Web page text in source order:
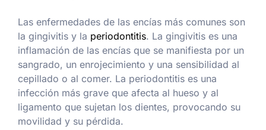
Las enfermedades de las encías más comunes son
la gingivitis y la periodontitis. La gingivitis es una
inflamación de las encías que se manifiesta por un
sangrado, un enrojecimiento y una sensibilidad al
cepillado o al comer. La periodontitis es una
infección más grave que afecta al hueso y al
ligamento que sujetan los dientes, provocando su
movilidad y su pérdida.